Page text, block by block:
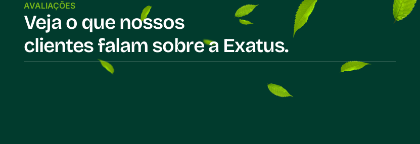
AVALIAÇÕES
Veja o que nossos
clientes falam sobre a Exatus.